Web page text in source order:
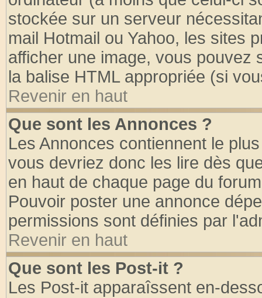
stockée sur un serveur
mail Hotmail ou Yahoo, les sites
afficher une image, vous pouvez
la balise HTML appropriée (si
Revenir en haut
Que sont les Annonces ?
Les Annonces contiennent le
vous devriez donc les lire dès
en haut de chaque page du
Pouvoir poster une annonce
permissions sont définies par
Revenir en haut
Que sont les Post-it ?
Les Post-it apparaîssent en-